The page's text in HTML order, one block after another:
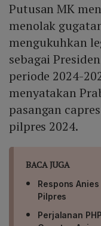
Putusan MK
menolak
mengukuhkan
sebagai
periode 2024-
menyatakan
pasangan
pilpres 2024.
BACA JUGA
Respons
Pilpres
Perjalanan